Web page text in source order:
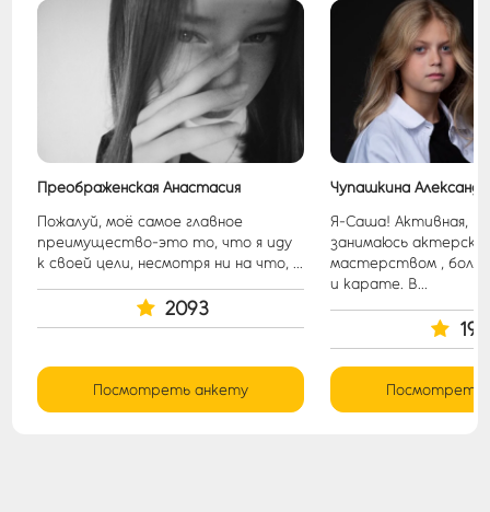
Преображенская Анастасия
Пожалуй, моё самое главное
преимущество-это то, что я иду
к своей цели, несмотря ни на что, ...
2093
Посмотреть анкету
Чупашкина
Я-Саша! Активная,
занимаюсь
мастерством ,
и карате. В...
Посмотреть